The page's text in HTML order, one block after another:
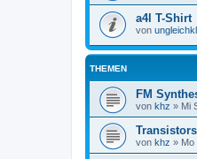
a4l T-Shirt
von
THEMEN
FM
von khz » Mi
von khz » Mo